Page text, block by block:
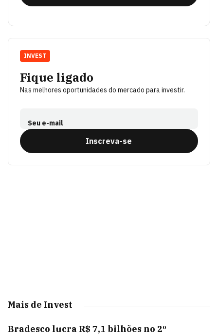
Fique ligado
Nas melhores oportunidades do mercado para investir.
Seu e-mail
Inscreva-se
INVEST
Mais de Invest
Bradesco lucra R$ 7,1 bilhões no 2º